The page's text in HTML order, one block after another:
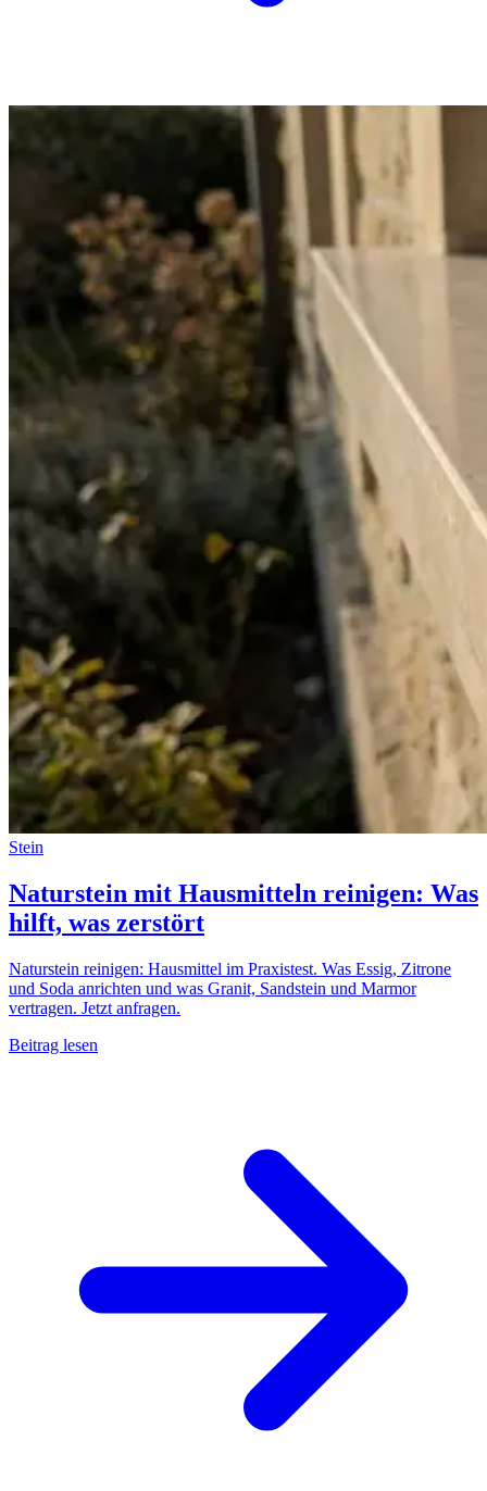
Stein
Naturstein mit Hausmitteln reinigen: Was
hilft, was zerstört
Naturstein reinigen: Hausmittel im Praxistest. Was Essig, Zitrone
und Soda anrichten und was Granit, Sandstein und Marmor
vertragen. Jetzt anfragen.
Beitrag lesen